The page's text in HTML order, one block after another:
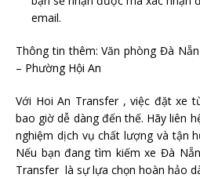
email.
Thông tin thêm: Văn phòng Đà
– Phường Hội An
Với Hoi An Transfer , việc đặt xe
bao giờ dễ dàng đến thế. Hãy liên
nghiệm dịch vụ chất lượng và tận
Nếu bạn đang tìm kiếm xe Đà
Transfer là sự lựa chọn hoàn hảo